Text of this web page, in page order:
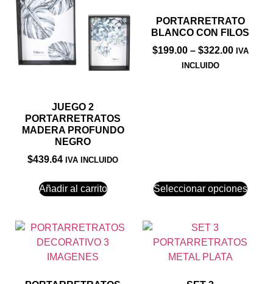
JUEGO 2
PORTARRETRATOS
MADERA PROFUNDO
NEGRO
$439.64 IVA INCLUIDO
Añadir al carrito
PORTARRETRATO
BLANCO CON FILOS
$199.00 – $322.00 IVA
INCLUIDO
Seleccionar opciones